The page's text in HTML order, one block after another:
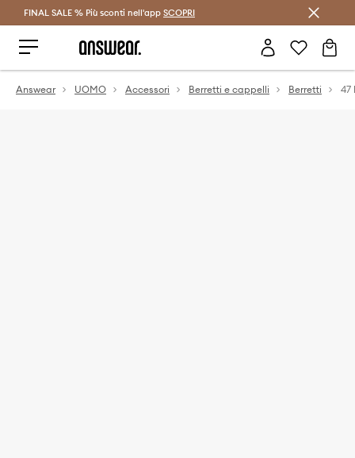
Risparmia con Answear Club >
FINAL SALE % Più sconti nell'app SCOPRI
Answear UOMO Accessori Berretti e cappelli Berretti